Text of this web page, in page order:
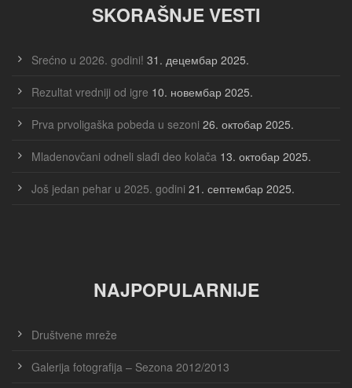
SKORAŠNJE VESTI
Srećno u 2026. godini! 31. децембар 2025.
Rezultat vredniji od igre 10. новембар 2025.
Prva prvoligaška pobeda u sezoni 26. октобар 2025.
Mladenovčani odneli slađi deo kolača 13. октобар 2025.
Još jedan pehar u 2025. godini 21. септембар 2025.
NAJPOPULARNIJE
Društvene mreže
Galerija fotografija – Sezona 2012/2013